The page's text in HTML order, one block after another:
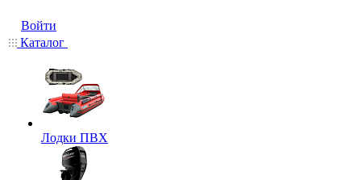
Войти
Каталог
Лодки ПВХ